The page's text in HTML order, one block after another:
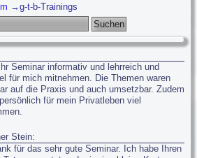
- trainieren - beraten
und Projekte...
®: Leitkonzept Professionalität
Dienstleister: Neuausrichtung
Kundenkommunikation
Train the Trainer
Organisationsentwicklung
Service: Training
® Professioneller Kundenservice
g-t-b-Trainings
Seminar informativ und lehrreich und
für mich mitnehmen. Die Themen waren
auf die Praxis und auch umsetzbar. Zudem
für mein Privatleben viel
Stein:
für das sehr gute Seminar. Ich habe Ihren